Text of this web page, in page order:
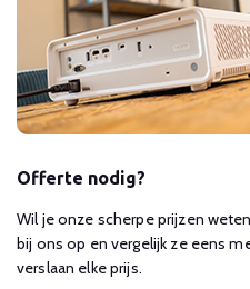
Offerte nodig?
Wil je onze scherpe prijzen
bij ons op en vergelijk ze eens
verslaan elke prijs.